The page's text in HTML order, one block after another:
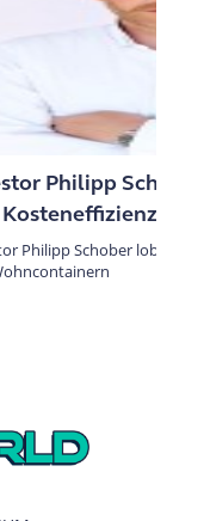
Flexibilität
Kosteneffizienz